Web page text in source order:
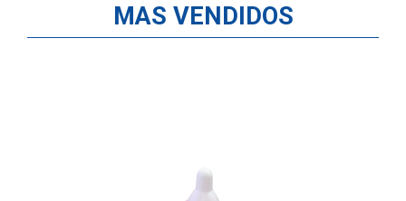
MAS VENDIDOS